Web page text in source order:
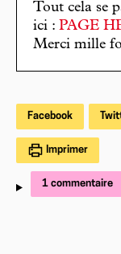
Tout cela se
ici : PAGE
Merci mille
Facebook
Imprimer
1 commentaire